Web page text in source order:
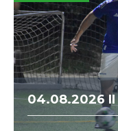
04.08.2026 II
SWG